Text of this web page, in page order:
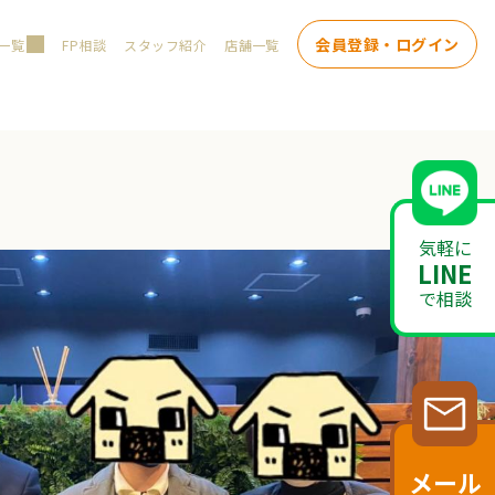
覧 FP相談 スタッフ紹介 店舗一覧 会員登録・ログイン
気軽に
LINE
で相談
メール